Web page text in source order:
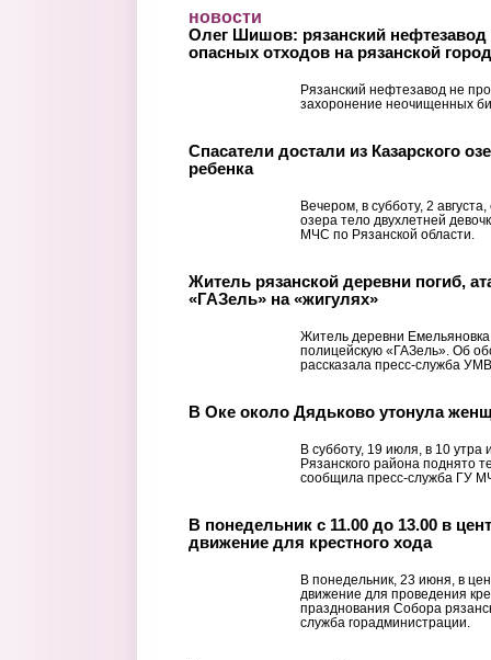
новости
Олег Шишов: рязанский нефтезавод
опасных отходов на рязанской
Рязанский нефтезавод не
захоронение неочищенных
Спасатели достали из Казарского
ребенка
Вечером, в субботу, 2
озера тело двухлетней
МЧС по Рязанской области.
Житель рязанской деревни погиб,
«ГАЗель» на «жигулях»
Житель деревни Емельяновка
полицейскую «ГАЗель». Об
рассказала пресс-служба
В Оке около Дядьково утонула
В субботу, 19 июля, в 10 утра
Рязанского района поднято
сообщила пресс-служба ГУ
В понедельник с 11.00 до 13.00 в
движение для крестного хода
В понедельник, 23 июня, в
движение для проведения
празднования Собора
служба горадминистрации.